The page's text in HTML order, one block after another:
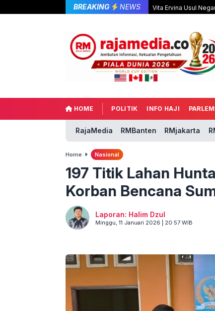
BREAKING NEWS Vita Ervina Usul
HOME POLITIK INFO HAJI
RajaMedia RMBanten RMjakarta
Home Nasional
197 Titik Lahan
Korban Bencana
Laporan: Halim Dzul
Minggu, 11 Januari 2026 | 20:57 WIB